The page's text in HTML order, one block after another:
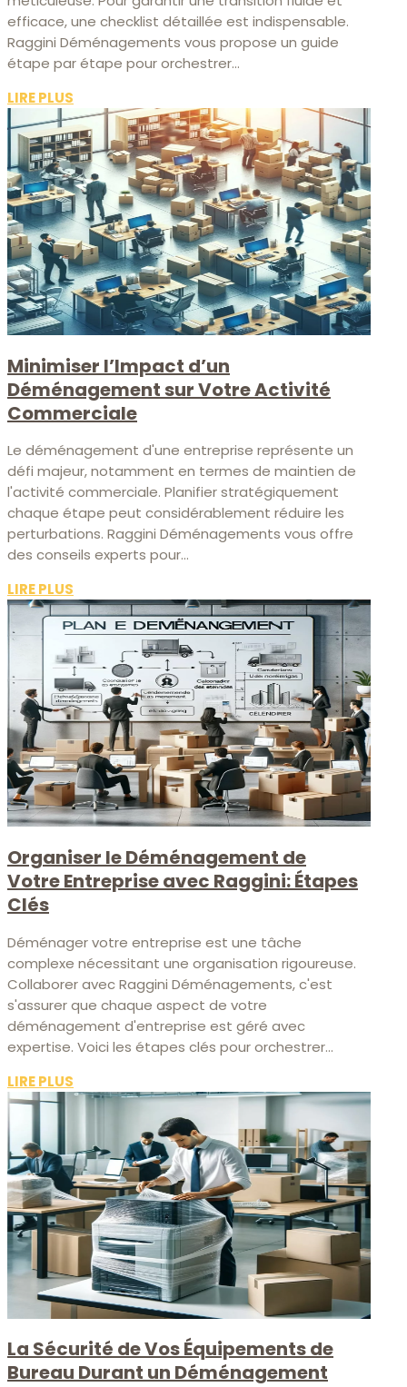
efficace, une checklist détaillée est indispensable.
Raggini Déménagements vous propose un guide
étape par étape pour orchestrer...
LIRE PLUS
Minimiser l’Impact d’un
Déménagement sur Votre Activité
Commerciale
Le déménagement d'une entreprise représente un
défi majeur, notamment en termes de maintien de
l'activité commerciale. Planifier stratégiquement
chaque étape peut considérablement réduire les
perturbations. Raggini Déménagements vous offre
des conseils experts pour...
LIRE PLUS
Organiser le Déménagement de
Votre Entreprise avec Raggini: Étapes
Clés
Déménager votre entreprise est une tâche
complexe nécessitant une organisation rigoureuse.
Collaborer avec Raggini Déménagements, c'est
s'assurer que chaque aspect de votre
déménagement d'entreprise est géré avec
expertise. Voici les étapes clés pour orchestrer...
LIRE PLUS
La Sécurité de Vos Équipements de
Bureau Durant un Déménagement